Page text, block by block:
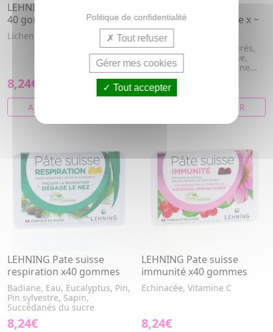
LEHNING Pâte suisse tux
40 gommes
Lichen d'Islande, Guimauve
8,24€
AJOUTER AU PANIER
Propolis et miel gorge x ~
40
Acides gras monoinsaturés,
Anis étoile, Anis, Badiane,
Fenouil, Propolis, Vitamine...
8,24€
AJOUTER AU PANIER
LEHNING Pate suisse
respiration x40 gommes
Badiane, Eau, Eucalyptus, Pin,
Pin sylvestre, Sapin,
Succédanés du sucre
8,24€
LEHNING Pate suisse
immunité x40 gommes
Echinacée, Vitamine C
8,24€
Politique de confidentialité
Tout refuser
Gérer mes cookies
Tout accepter